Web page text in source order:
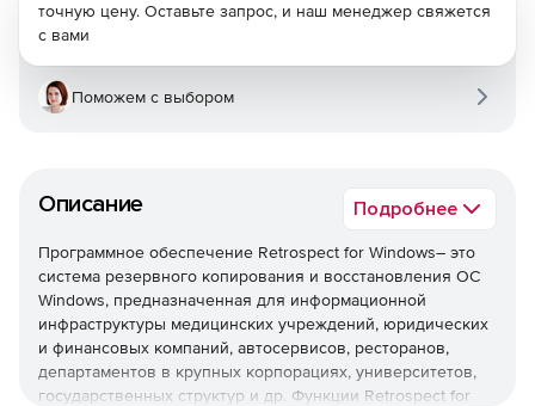
Описание Подробнее
Программное обеспечение Retrospect for Windows– это
система резервного копирования и восстановления ОС
Windows, предназначенная для информационной
инфраструктуры медицинских учреждений, юридических
и финансовых компаний, автосервисов, ресторанов,
департаментов в крупных корпорациях, университетов,
государственных структур и др. Функции Retrospect for
точную цену. Оставьте запрос, и наш менеджер свяжется
с вами
Поможем с выбором